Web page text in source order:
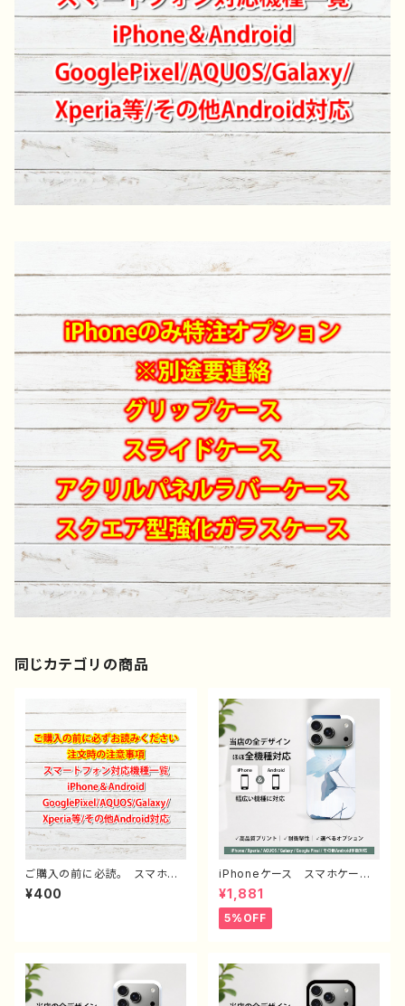
同じカテゴリの商品
ご購入の前に必読。 スマホケ
ース サイズ 一覧 選び方
iPhoneケース Android iP
種対応
¥400
iPhoneケース スマホケー
ス イラスト おしゃれ 花
柄 エモい レディース AQU
OS sense 2 3 4 5 iPhone1
5/14/13/12/11 Xperia Goo
ーター クリエイター 絵師
Android アンドロイド ケー
ス オリジナル デザイン グ
¥1,881
5%OFF